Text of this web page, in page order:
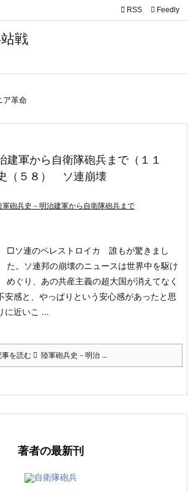
戦

 RSS Feedly
ア革命
建軍から自衛隊砲兵まで（１１
（５８） ソ連崩壊
軍砲兵史－明治建軍から自衛隊砲兵まで
□ソ連のペレストロイカ
誰もが驚きまし
た。ソ連邦の崩壊のニュースは世界中を駆け
めぐり、あの共産主義の超大国が消えてなく
安感と、やっぱりという安心感があったと思
に近いこ ...
事を読む 陸軍砲兵史－明治 ...
著者の最新刊
自衛隊砲兵